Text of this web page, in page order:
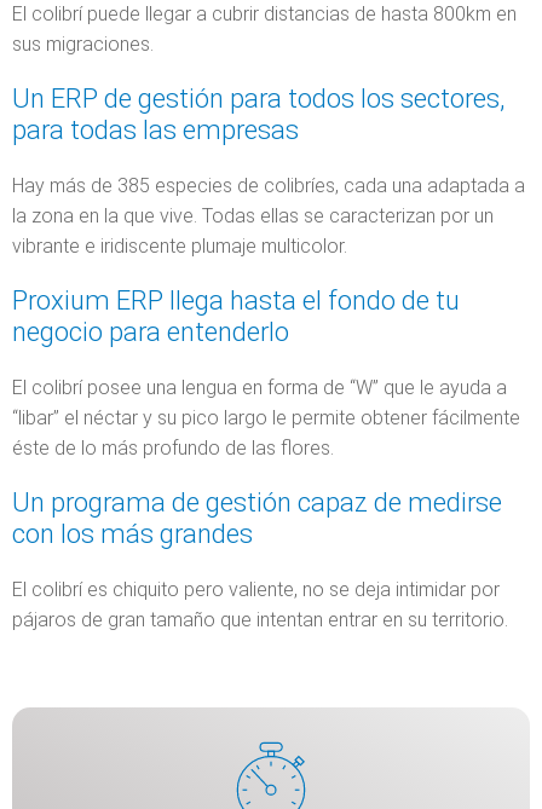
El colibrí puede llegar a cubrir distancias de hasta 800km en
sus migraciones.
Un ERP de gestión para todos los sectores,
para todas las empresas
Hay más de 385 especies de colibríes, cada una adaptada a
la zona en la que vive. Todas ellas se caracterizan por un
vibrante e iridiscente plumaje multicolor.
Proxium ERP llega hasta el fondo de tu
negocio para entenderlo
El colibrí posee una lengua en forma de “W” que le ayuda a
“libar” el néctar y su pico largo le permite obtener fácilmente
éste de lo más profundo de las flores.
Un programa de gestión capaz de medirse
con los más grandes
El colibrí es chiquito pero valiente, no se deja intimidar por
pájaros de gran tamaño que intentan entrar en su territorio.